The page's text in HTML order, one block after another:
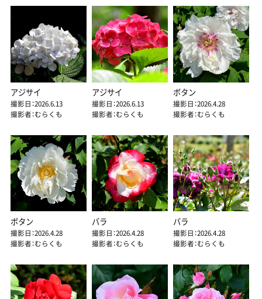
アジサイ
撮影日：2026.6.13
撮影者：むらくも
アジサイ
撮影日：2026.6.13
撮影者：むらくも
ボタン
撮影日：2026.4.28
撮影者：むらくも
ボタン
撮影日：2026.4.28
撮影者：むらくも
バラ
撮影日：2026.4.28
撮影者：むらくも
バラ
撮影日：2026.4.28
撮影者：むらくも